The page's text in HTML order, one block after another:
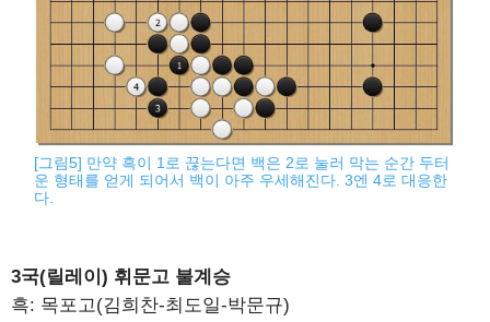
[그림5] 만약 흑이 1로 끊는다면 백은 2로 눌러 막는 순간 두터
운 형태를 얻게 되어서 백이 아주 우세해진다. 3엔 4로 대응한
다.
3국(릴레이) 휘문고 불계승
흑: 목포고(김희찬-최도일-박문규)